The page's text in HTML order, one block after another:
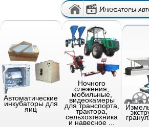
Инкубаторы
Автоматические
инкубаторы для
яиц
Ночного
слежения,
мобильные,
видеокамеры
для транспорта,
трактора,
сельхозтехника
и навесное ...